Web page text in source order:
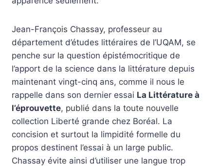
Jean-François Chassay, professeur au
département d’études littéraires de l’UQAM, se
penche sur la question épistémocritique de
l’apport de la science dans la littérature depuis
maintenant vingt-cinq ans, comme il nous le
rappelle dans son dernier essai La Littérature à
l’éprouvette, publié dans la toute nouvelle
collection Liberté grande chez Boréal. La
concision et surtout la limpidité formelle du
propos destinent l’essai à un large public.
Chassay évite ainsi d’utiliser une langue trop